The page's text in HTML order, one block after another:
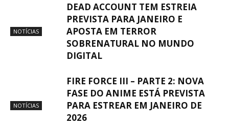
NOTÍCIAS
DEAD ACCOUNT TEM ESTREIA
PREVISTA PARA JANEIRO E
APOSTA EM TERROR
SOBRENATURAL NO MUNDO
DIGITAL
NOTÍCIAS
FIRE FORCE III – PARTE 2: NOVA
FASE DO ANIME ESTÁ PREVISTA
PARA ESTREAR EM JANEIRO DE
2026